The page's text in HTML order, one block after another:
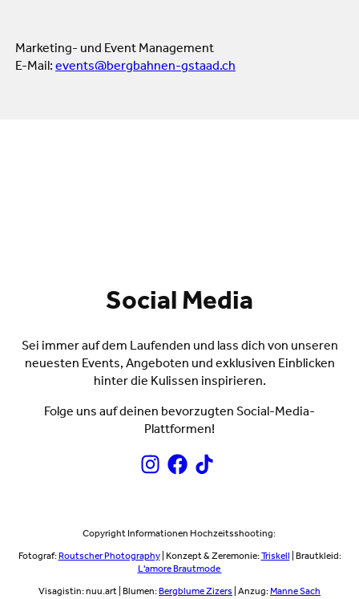
Marketing- und Event Management
E-Mail: events@bergbahnen-gstaad.ch
Social Media
Sei immer auf dem Laufenden und lass dich von unseren
neuesten Events, Angeboten und exklusiven Einblicken
hinter die Kulissen inspirieren.
Folge uns auf deinen bevorzugten Social-Media-
Plattformen!
Copyright Informationen Hochzeitsshooting:
Fotograf:Routscher Photography| Konzept & Zeremonie: Triskell | Brautkleid:
L'amore Brautmode
Visagistin: nuu.art | Blumen:Bergblume Zizers | Anzug:Manne Sach